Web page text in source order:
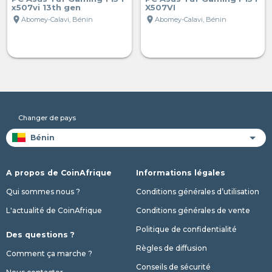
x507vi 13th gen
location_on Abomey-Calavi, Bénin
X507VI
location_on Abomey-Calavi, Bénin
Changer de pays
A propos de CoinAfrique
Qui sommes nous ?
L'actualité de CoinAfrique
Des questions ?
Comment ça marche ?
Informations légales
Conditions générales d’utilisation
Conditions générales de vente
Politique de confidentialité
Règles de diffusion
Conseils de sécurité